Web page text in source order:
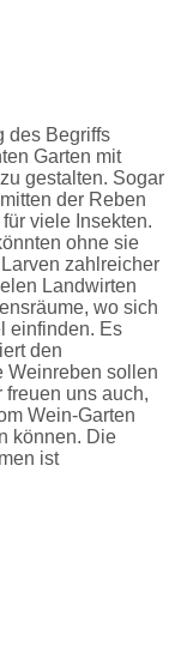
des Begriffs
Garten mit
gestalten. Sogar
der Reben
viele Insekten.
ohne sie
zahlreicher
Landwirten
wo sich
einfinden. Es
den
Weinreben sollen
uns auch,
Wein-Garten
können. Die
ist